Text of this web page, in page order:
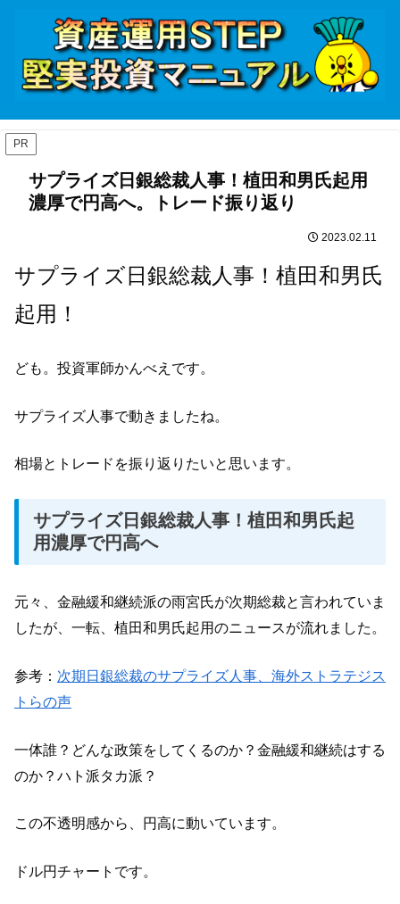
PR
サプライズ日銀総裁人事！植田和男氏起用
濃厚で円高へ。トレード振り返り
2023.02.11
サプライズ日銀総裁人事！植田和男氏
起用！
ども。投資軍師かんべえです。
サプライズ人事で動きましたね。
相場とトレードを振り返りたいと思います。
サプライズ日銀総裁人事！植田和男氏起
用濃厚で円高へ
元々、金融緩和継続派の雨宮氏が次期総裁と言われていま
したが、一転、植田和男氏起用のニュースが流れました。
参考： 次期日銀総裁のサプライズ人事、海外ストラテジス
トらの声
一体誰？どんな政策をしてくるのか？金融緩和継続はする
のか？ハト派タカ派？
この不透明感から、円高に動いています。
ドル円チャートです。